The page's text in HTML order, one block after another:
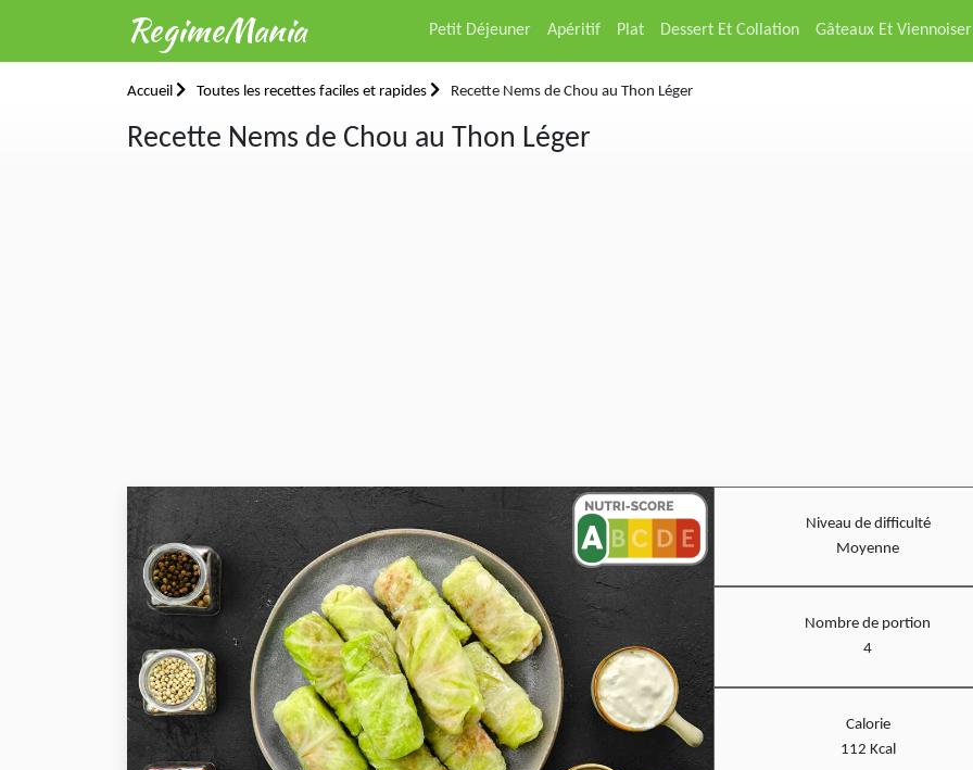
RegimeMania Petit Déjeuner Apéritif Plat Dessert Et Collation Gâteaux Et
Accueil Toutes les recettes faciles et rapides Recette Nems de Chou au Thon Léger
Recette Nems de Chou au Thon Léger
Niveau de difficulté
Moyenne
Nombre de portion
4
Calorie
112 Kcal